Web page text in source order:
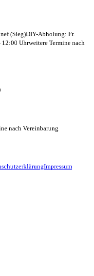
(Sieg)DIY-Abholung: Fr.
12:00 Uhrweitere Termine nach
nach Vereinbarung
Impressum